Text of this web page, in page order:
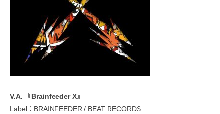
V.A. 『Brainfeeder X』
Label：BRAINFEEDER / BEAT RECORDS